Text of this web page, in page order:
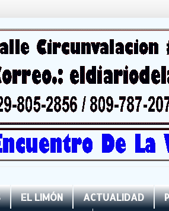
EL LIMÓN ACTUALIDAD